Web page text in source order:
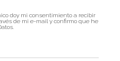
doy mi consentimiento a recibir
de mi e-mail y confirmo que he